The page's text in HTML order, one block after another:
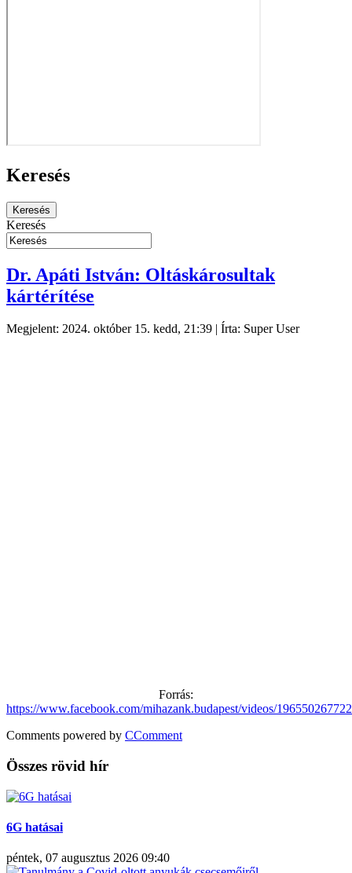
Keresés
Keresés
Dr. Apáti István: Oltáskárosultak
kártérítése
Megjelent: 2024. október 15. kedd, 21:39 | Írta: Super User
Forrás:
https://www.facebook.com/mihazank.budapest/videos/
Comments powered by CComment
Összes rövid hír
6G hatásai
péntek, 07 augusztus 2026 09:40